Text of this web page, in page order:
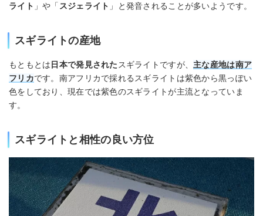
ライト 」や「 スジェライト 」と発音されることが多いようです。
スギライトの産地
もともとは 日本で発見された スギライトですが、 主な産地は南ア
フリカです。南アフリカで採れるスギライトは紫色から黒っぽい
色をしており、現在では紫色のスギライトが主流となっていま
す。
スギライトと相性の良い方位